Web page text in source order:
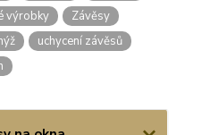
výrobky
Závěsy
uchycení závěsů